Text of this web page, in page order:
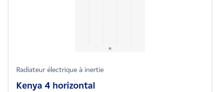
Radiateur électrique à inertie
Kenya 4 horizontal